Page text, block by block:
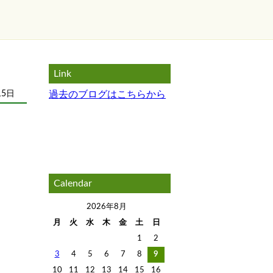
日
Link
過去のブログはこちらから
Calendar
2026年8月
月
火 水 木 金 土
日
1
2
3
4 5 6 7 8
9
10
11 12 13 14 15
16